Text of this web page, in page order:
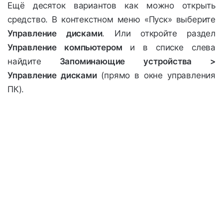
Ещё десяток вариантов как можно открыть
средство. В контекстном меню «Пуск» выберите
Управление дисками. Или откройте раздел
Управление компьютером и в списке слева
найдите Запоминающие устройства >
Управление дисками(прямо в окне управления
ПК).